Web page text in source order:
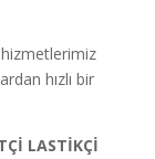
hizmetlerimiz
hızlı bir
LASTİKÇİ